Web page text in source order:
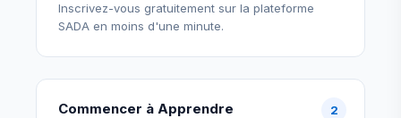
Inscrivez-vous gratuitement sur la plateforme
SADA en moins d'une minute.
Commencer à Apprendre